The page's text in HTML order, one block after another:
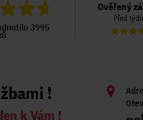
3995
Ověřený zákazník
Před týdnem
Ověřený
Před
!
k Vám !